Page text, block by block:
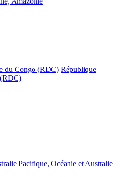
du Congo (RDC) République
Pacifique, Océanie et Australie